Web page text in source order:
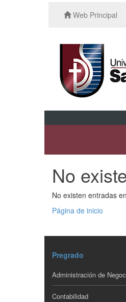
Web Principal
No
No existen entradas
Página de inicio
Pregrado
Administración de
Contabilidad